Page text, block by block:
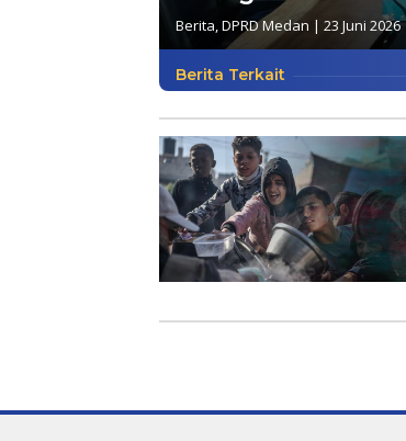
Berita,DPRD Medan | 23 Juni 2026
Berita Terkait